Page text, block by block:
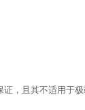
，且其不适用于